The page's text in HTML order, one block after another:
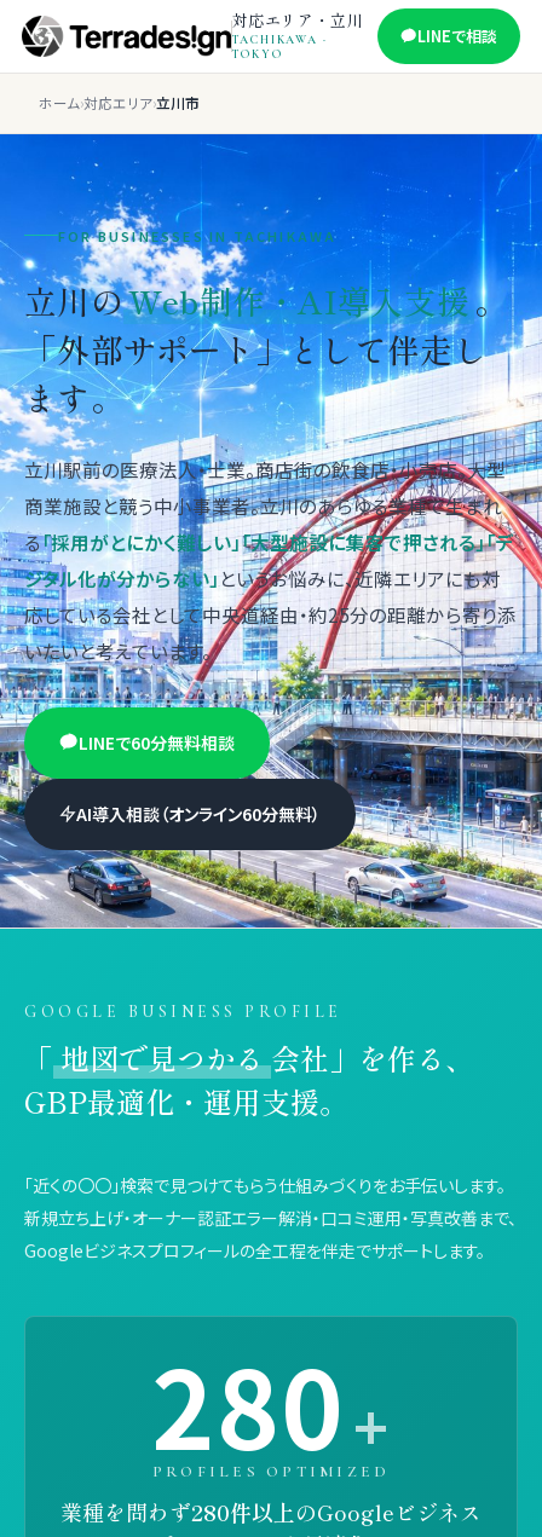
対応エリア・立川
TACHIKAWA ·
TOKYO
LINEで相談
ホーム›対応エリア›立川市
FOR BUSINESSES IN TACHIKAWA
立川のWeb制作・AI導入支援。
「外部サポート」として伴走し
ます。
立川駅前の医療法人・士業。商店街の飲食店・小売店。大型
商業施設と競う中小事業者。立川のあらゆる業種で生まれ
る「採用がとにかく難しい」「大型施設に集客で押される」「デ
ジタル化が分からない」 というお悩みに、近隣エリアにも対
応している会社として中央道経由・約25分の距離から寄り添
いたいと考えています。
LINEで60分無料相談
AI導入相談（オンライン60分無料）
GOOGLE BUSINESS PROFILE
「 地図で見つかる 会社」を作る、
GBP最適化・運用支援。
「近くの〇〇」検索で見つけてもらう仕組みづくりをお手伝いします。
新規立ち上げ・オーナー認証エラー解消・口コミ運用・写真改善まで、
Googleビジネスプロフィールの全工程を伴走でサポートします。
280 +
PROFILES OPTIMIZED
業種を問わず280件以上のGoogleビジネス